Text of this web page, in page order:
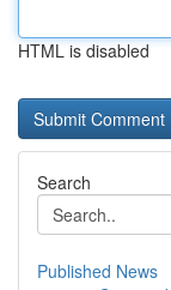
HTML is disabled
Search
Published News